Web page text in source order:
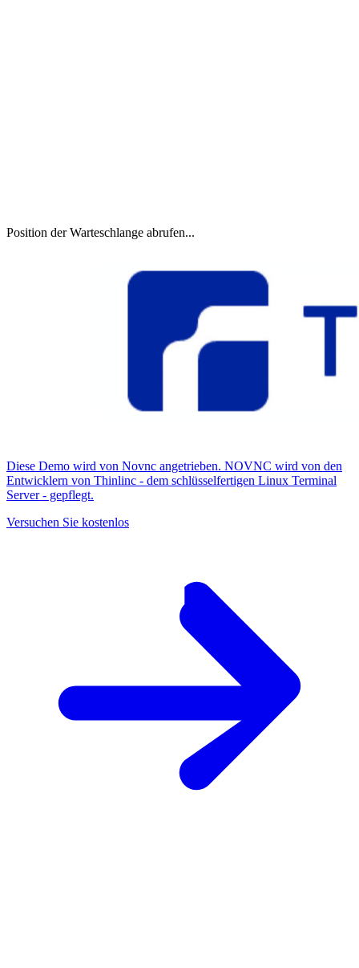
Position der Warteschlange abrufen...
Diese Demo wird von Novnc angetrieben. NOVNC wird von den
Entwicklern von Thinlinc - dem schlüsselfertigen Linux Terminal
Server - gepflegt.
Versuchen Sie kostenlos